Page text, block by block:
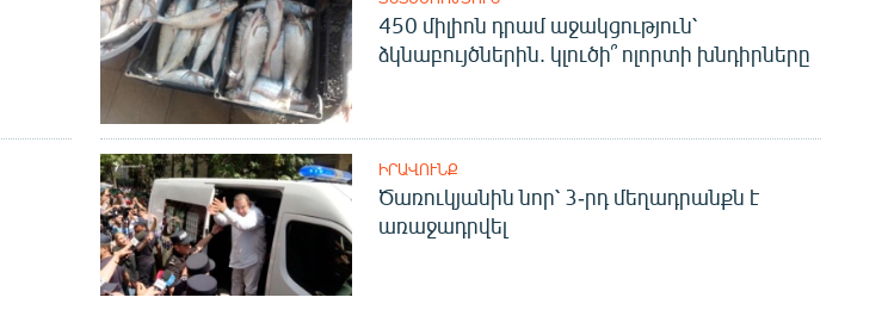
450 միլիոն դրամ աջակցություն՝
ձկնաբույծներին. կլուծի՞ ոլորտի խնդիրները
ԻՐԱՎՈՒՆՔ
Ծառուկյանին նոր՝ 3-րդ մեղադրանքն է
առաջադրվել